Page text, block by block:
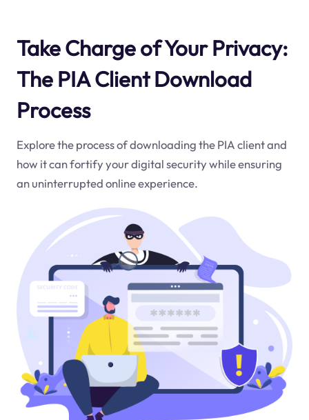
Take Charge of Your Privacy:
The PIA Client Download
Process
Explore the process of downloading the PIA client and
how it can fortify your digital security while ensuring
an uninterrupted online experience.